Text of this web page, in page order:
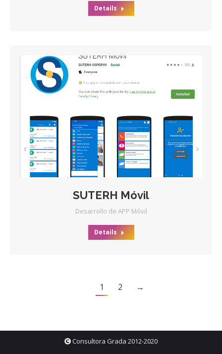
Details
SUTERH Móvil
Desarrollo de APP Móvil
Details
1 2 →
Consultora Grada 2012-2020